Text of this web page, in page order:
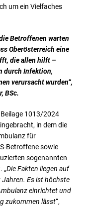
um ein Vielfaches
Betroffenen warten
Oberösterreich eine
die allen hilft –
durch Infektion,
verursacht wurden“,
BSc.
1013/2024
in dem die
für
Betroffene sowie
sogenannten
„Die Fakten liegen auf
Es ist höchste
einrichtet und
zukommen lässt“,